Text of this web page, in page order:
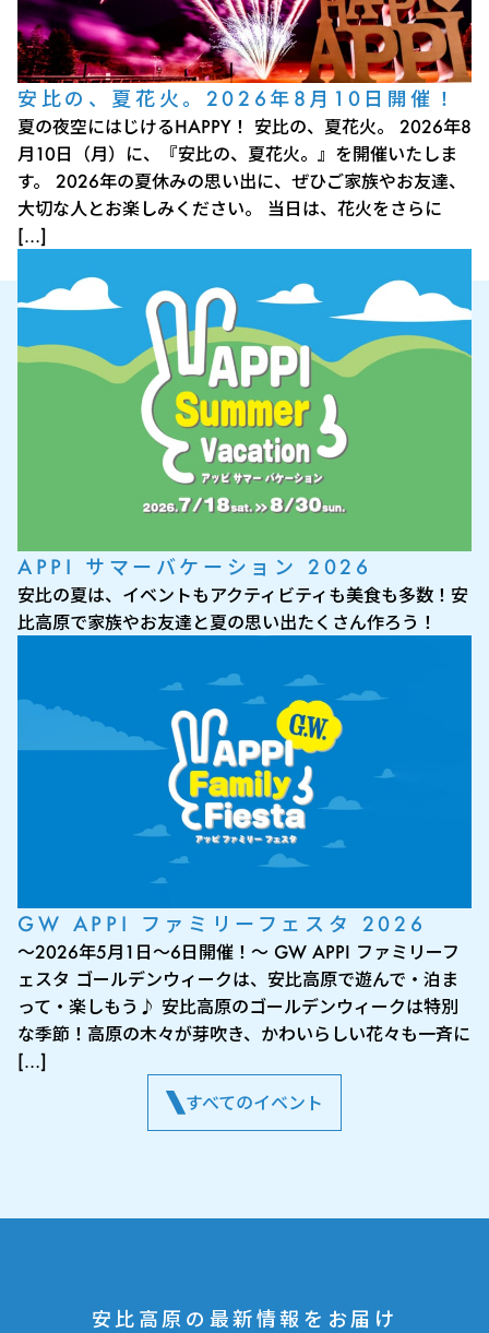
安比の、夏花火。2026年8月10日開催！
夏の夜空にはじけるHAPPY！ 安比の、夏花火。 2026年8
月10日（月）に、『安比の、夏花火。』を開催いたしま
す。 2026年の夏休みの思い出に、ぜひご家族やお友達、
大切な人とお楽しみください。 当日は、花火をさらに
[…]
APPI サマーバケーション 2026
安比の夏は、イベントもアクティビティも美食も多数！安
比高原で家族やお友達と夏の思い出たくさん作ろう！
GW APPI ファミリーフェスタ 2026
～2026年5月1日～6日開催！～ GW APPI ファミリーフ
ェスタ ゴールデンウィークは、安比高原で遊んで・泊ま
って・楽しもう♪ 安比高原のゴールデンウィークは特別
な季節！高原の木々が芽吹き、かわいらしい花々も一斉に
[…]
すべてのイベント
安比高原の最新情報をお届け